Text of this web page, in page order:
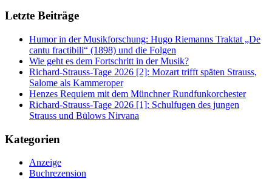
Letzte Beiträge
Humor in der Musikforschung: Hugo Riemanns Traktat „De
cantu fractibili“ (1898) und die Folgen
Wie geht es dem Fortschritt in der Musik?
Richard-Strauss-Tage 2026 [2]: Mozart trifft späten Strauss,
Salome als Kammeroper
Henzes Requiem mit dem Münchner Rundfunkorchester
Richard-Strauss-Tage 2026 [1]: Schulfugen des jungen
Strauss und Bülows Nirvana
Kategorien
Anzeige
Buchrezension